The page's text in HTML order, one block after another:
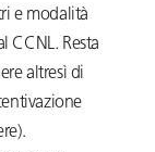
e modalità
CCNL. Resta
altresì di